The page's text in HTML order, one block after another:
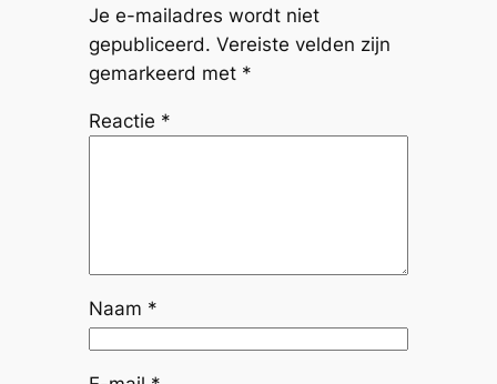
Je e-mailadres wordt niet
gepubliceerd. Vereiste velden zijn
gemarkeerd met *
Reactie *
Naam *